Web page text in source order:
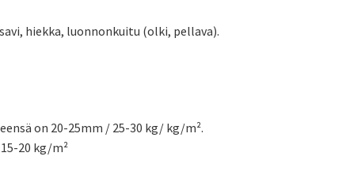
hiekka, luonnonkuitu (olki, pellava).
on 20-25mm / 25-30 kg/ kg/m².
20 kg/m²